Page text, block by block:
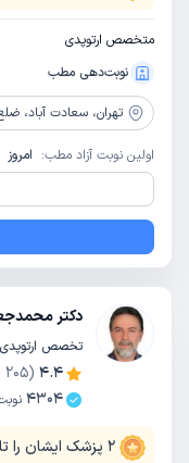
متخصص ارتوپدی
نوبت‌دهی مطب
تهران، سعادت آباد، ضلع جنوب میدان
اولین نوبت آزاد مطب: امروز
دکتر
تخصص ارتوپدی
4.4
(
205
4304
2 پزشک ایشان را